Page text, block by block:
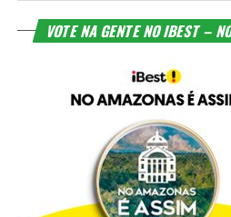
VOTE NA GENTE NO IBEST –